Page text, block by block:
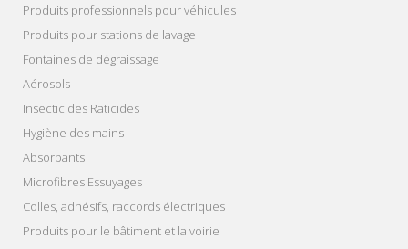
Produits professionnels pour véhicules
Produits pour stations de lavage
Fontaines de dégraissage
Aérosols
Insecticides Raticides
Hygiène des mains
Absorbants
Microfibres Essuyages
Colles, adhésifs, raccords électriques
Produits pour le bâtiment et la voirie